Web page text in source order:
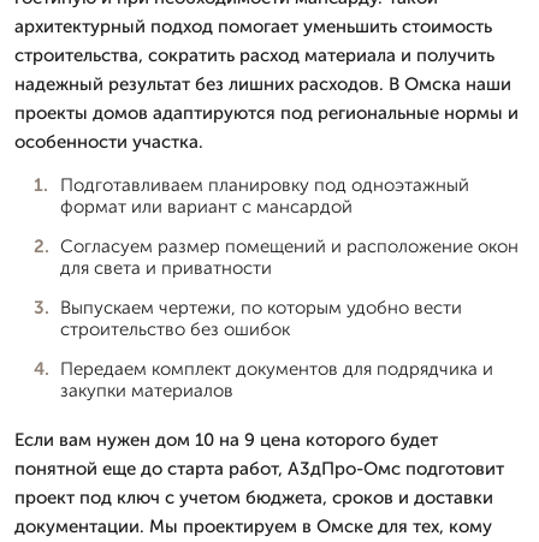
архитектурный подход помогает уменьшить стоимость
строительства, сократить расход материала и получить
надежный результат без лишних расходов. В Омска наши
проекты домов адаптируются под региональные нормы и
особенности участка.
Подготавливаем планировку под одноэтажный
формат или вариант с мансардой
Согласуем размер помещений и расположение окон
для света и приватности
Выпускаем чертежи, по которым удобно вести
строительство без ошибок
Передаем комплект документов для подрядчика и
закупки материалов
Если вам нужен дом 10 на 9 цена которого будет
понятной еще до старта работ, А3дПро-Омс подготовит
проект под ключ с учетом бюджета, сроков и доставки
документации. Мы проектируем в Омске для тех, кому